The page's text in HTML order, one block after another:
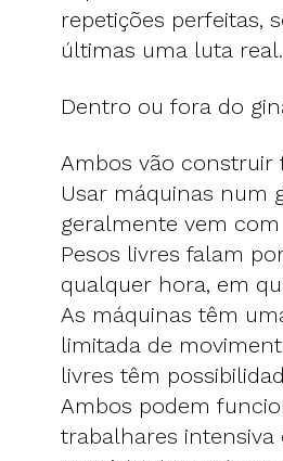
repetições perfeitas,
últimas uma luta real.
Dentro ou fora do
Ambos vão construir
Usar máquinas num
geralmente vem
Pesos livres falam
qualquer hora, em
As máquinas têm
limitada de
livres têm
Ambos podem
trabalhares intensiva